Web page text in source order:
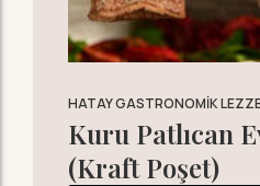
HATAY GASTRONOMIK
Kuru Patlıcan
(Kraft Poşet)